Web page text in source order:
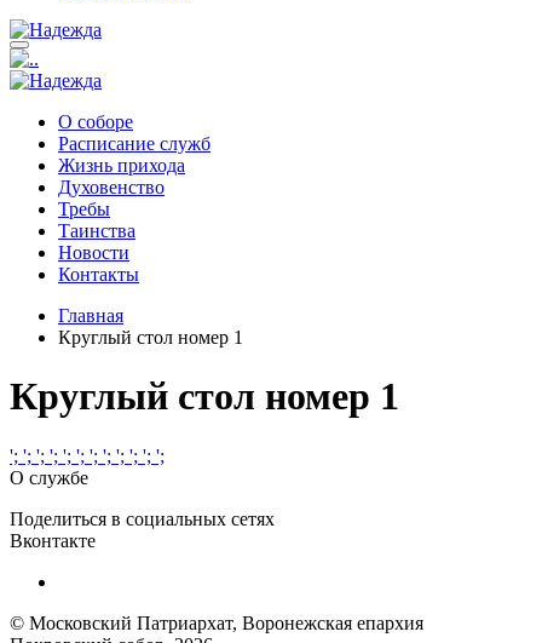
О соборе
Расписание служб
Жизнь прихода
Духовенство
Требы
Таинства
Новости
Контакты
Главная
Круглый стол номер 1
Круглый стол номер 1
'; '; '; '; '; '; '; '; '; '; '; ';
О службе
Поделиться в социальных сетях
Вконтакте
© Московский Патриархат, Воронежcкая епархия